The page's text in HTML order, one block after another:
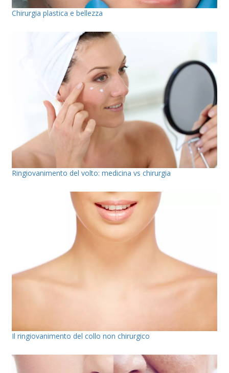
Chirurgia plastica e bellezza
Ringiovanimento del volto: medicina vs chirurgia
Il ringiovanimento del collo non chirurgico